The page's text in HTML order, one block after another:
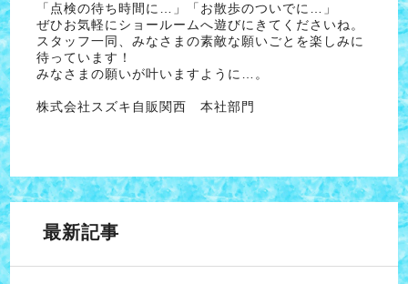
「点検の待ち時間に…」「お散歩のついでに…」
ぜひお気軽にショールームへ遊びにきてくださいね。
スタッフ一同、みなさまの素敵な願いごとを楽しみに
待っています！
みなさまの願いが叶いますように…。
株式会社スズキ自販関西 本社部門
最新記事